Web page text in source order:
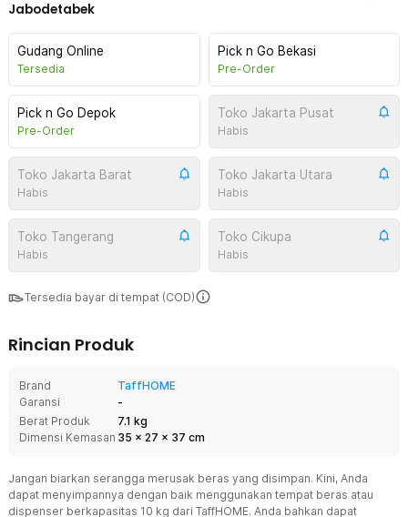
Jabodetabek
Gudang Online
Tersedia
Pick n Go Bekasi
Pre-Order
Pick n Go Depok
Pre-Order
Toko Jakarta Pusat
Habis
Toko Jakarta Barat
Habis
Toko Jakarta Utara
Habis
Toko Tangerang
Habis
Toko Cikupa
Habis
Tersedia bayar di tempat (COD)
Rincian Produk
Brand
TaffHOME
Garansi
-
Berat Produk
7.1 kg
Dimensi Kemasan 35 x 27 x 37 cm
Jangan biarkan serangga merusak beras yang disimpan. Kini, Anda
dapat menyimpannya dengan baik menggunakan tempat beras atau
dispenser berkapasitas 10 kg dari TaffHOME. Anda bahkan dapat